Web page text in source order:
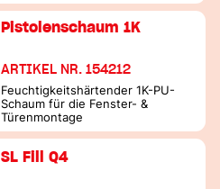
Pistolenschaum 1K
ARTIKEL NR. 154212
Feuchtigkeitshärtender 1K-PU-
Schaum für die Fenster- &
Türenmontage
SL Fill Q4